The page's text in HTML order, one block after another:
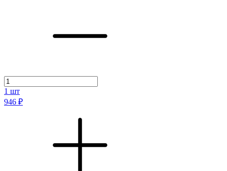
1 шт
946 ₽